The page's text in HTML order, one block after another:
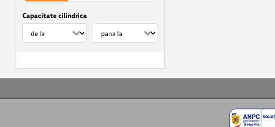
Capacitate cilindrica